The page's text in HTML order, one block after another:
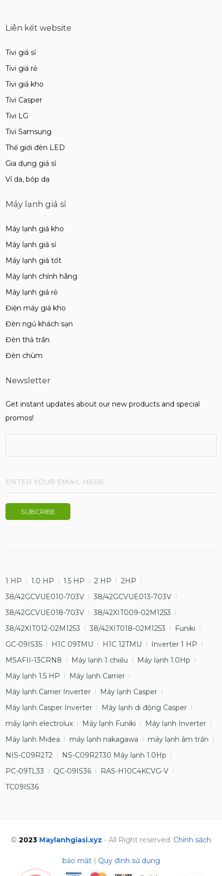
Liên kết website
Tivi giá sỉ
Tivi giá rẻ
Tivi giá kho
Tivi Casper
Tivi LG
Tivi Samsung
Thế giới đèn LED
Gia dụng giá sỉ
Ví da, bóp da
Máy lạnh giá sỉ
Máy lạnh giá kho
Máy lạnh giá sỉ
Máy lạnh giá tốt
Máy lạnh chính hãng
Máy lạnh giá rẻ
Điện máy giá kho
Đèn ngủ khách sạn
Đèn thả trần
Đèn chùm
Newsletter
Get instant updates about our new products and special
promos!
1 HP 1.0 HP 1.5 HP 2 HP
2HP
38/42GCVUE010-703V
38/42GCVUE013-703V
38/42GCVUE018-703V
38/42XIT009-02M1253
38/42XIT012-02M1253
38/42XIT018-02M1253
Funiki
GC-09IS35
H1C 09TMU H1C 12TMU
Inverter 1 HP
MSAFII-13CRN8
Máy lạnh 1 chiều
Máy lạnh 1.0Hp
Máy lạnh 1.5 HP
Máy lạnh Carrier
Máy lạnh Carrier Inverter
Máy lạnh Casper
Máy lạnh Casper Inverter
Máy lạnh di động Casper
máy lạnh electrolux
Máy lạnh Funiki
Máy lạnh Inverter
Máy lạnh Midea
máy lạnh nakagawa
máy lạnh âm trần
NIS-C09R2T2
NS-C09R2T30 Máy lạnh 1.0Hp
PC-09TL33
QC-09IS36
RAS-H10C4KCVG-V
TC09IS36
© 2023 Maylanhgiasi.xyz - All Right reserved. Chính sách
bảo mật| Quy định sử dụng